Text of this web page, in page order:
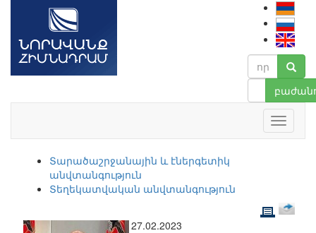
Տարածաշրջանային և էներգետիկ
անվտանգություն
Տեղեկատվական անվտանգություն
27.02.2023